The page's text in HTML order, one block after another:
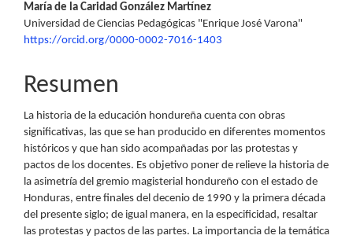
María de la Caridad González Martínez
Universidad de Ciencias Pedagógicas "Enrique José Varona"
https://orcid.org/0000-0002-7016-1403
Resumen
La historia de la educación hondureña cuenta con obras
significativas, las que se han producido en diferentes momentos
históricos y que han sido acompañadas por las protestas y
pactos de los docentes. Es objetivo poner de relieve la historia de
la asimetría del gremio magisterial hondureño con el estado de
Honduras, entre finales del decenio de 1990 y la primera década
del presente siglo; de igual manera, en la especificidad, resaltar
las protestas y pactos de las partes. La importancia de la temática